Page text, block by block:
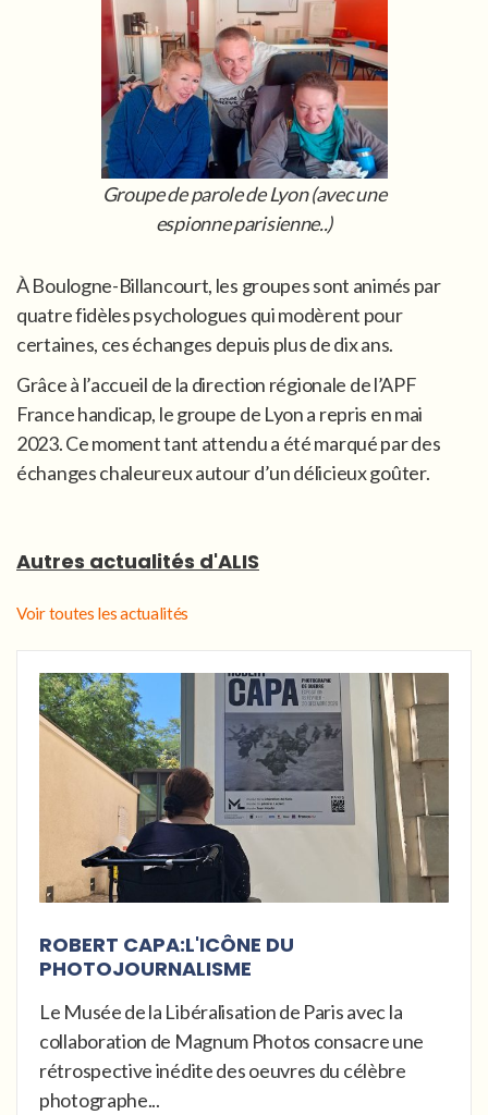
Groupe de parole de Lyon (avec une
espionne parisienne..)
À Boulogne-Billancourt, les groupes sont animés par
quatre fidèles psychologues qui modèrent pour
certaines, ces échanges depuis plus de dix ans.
Grâce à l’accueil de la direction régionale de l’APF
France handicap, le groupe de Lyon a repris en mai
2023. Ce moment tant attendu a été marqué par des
échanges chaleureux autour d’un délicieux goûter.
Autres actualités d'ALIS
Voir toutes les actualités
ROBERT CAPA:L'ICÔNE DU
PHOTOJOURNALISME
Le Musée de la Libéralisation de Paris avec la
collaboration de Magnum Photos consacre une
rétrospective inédite des oeuvres du célèbre
photographe...